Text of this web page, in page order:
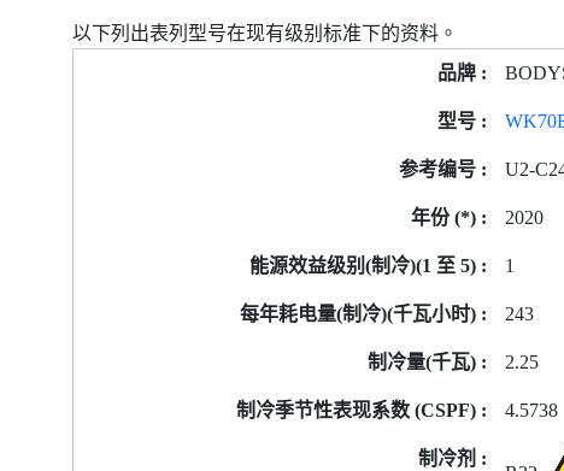
以下列出表列型号在现有级别标准下的资料。
U2-
2020
1
243
2.25
4.5738